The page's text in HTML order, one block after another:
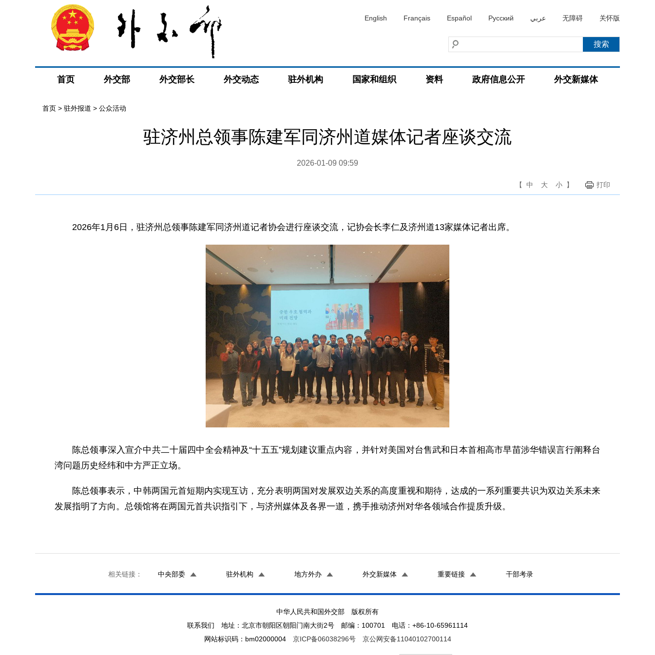
English Français Español Русский عربي 无障碍 关怀版
首页 外交部 外交部长 外交动态 驻外机构 国家和组织 资料 政府信息公开 外交新媒体
首页 > 驻外报道 > 公众活动
驻济州总领事陈建军同济州道媒体记者座谈交流
2026-01-09 09:59
【 中 大 小 】 打印
2026年1月6日，驻济州总领事陈建军同济州道记者协会进行座谈交流，记协会长李仁及济州道13家媒体记者出席。
陈总领事深入宣介中共二十届四中全会精神及“十五五”规划建议重点内容，并针对美国对台售武和日本首相高市早苗涉华错误言行阐释台
湾问题历史经纬和中方严正立场。
陈总领事表示，中韩两国元首短期内实现互访，充分表明两国对发展双边关系的高度重视和期待，达成的一系列重要共识为双边关系未来
发展指明了方向。总领馆将在两国元首共识指引下，与济州媒体及各界一道，携手推动济州对华各领域合作提质升级。
相关链接： 中央部委 驻外机构 地方外办 外交新媒体 重要链接 干部考录
中华人民共和国外交部 版权所有
联系我们 地址：北京市朝阳区朝阳门南大街2号 邮编：100701 电话：+86-10-65961114
网站标识码：bm02000004 京ICP备06038296号 京公网安备11040102700114